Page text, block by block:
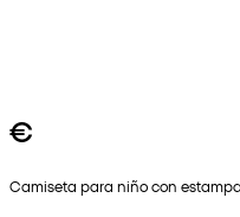
€
Camiseta para niño con